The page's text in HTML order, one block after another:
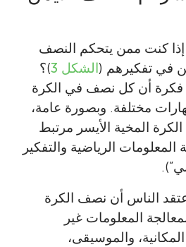
كنت ممن يتحكم النصف
في تفكيرهم (الشكل 3
)؟
فكرة أن كل نصف في الكرة
مختلفة. وبصورة عامة،
المخية الأيسر مرتبط
الرياضية والتفكير
الناس أن نصف الكرة
المعلومات غير
والموسيقى،